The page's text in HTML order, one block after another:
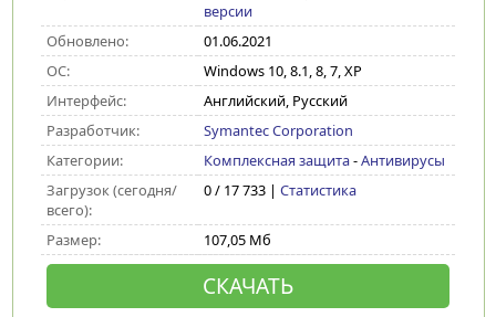
версии
Обновлено:
01.06.2021
ОС:
Windows 10, 8.1, 8, 7, XP
Интерфейс:
Английский, Русский
Разработчик:
Symantec Corporation
Категории:
Комплексная защита-Антивирусы
Загрузок (сегодня/
всего):
0 / 17 733 | Статистика
Размер: 107,05 Мб
СКАЧАТЬ